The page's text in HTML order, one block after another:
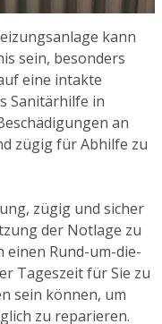
kann
sein, besonders
eine intakte
Sanitärhilfe in
an
zügig für Abhilfe zu
zügig und sicher
der Notlage zu
Rund-um-die-
Tageszeit für Sie zu
sein können, um
zu reparieren.